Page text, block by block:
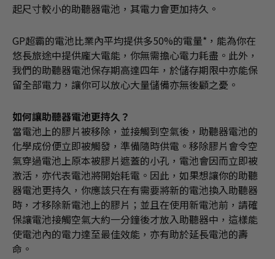
起尺寸較小的助聽器電池，其電力會更加持久。
GP超霸的電池比業內平均提供多50%的電量*，能為你在
悠長旅途中提供龐大電能，你無需擔心電力耗盡。此外，
我們的助聽器電池保存期高達四年，於儲存期限中亦能保
留全部電力，讓你可以放心大量儲備亦無後顧之憂。
如何讓助聽器電池更持久？
當電池上的膠片被移除，並接觸到空氣後，助聽器電池的
化學成份便立即被觸發，準備隨時供電。移除膠片會令空
氣穿過電池上原本被膠片遮蓋的小孔，電池會因而立即被
激活，亦代表電池將開始耗電。因此，如果想讓你的助聽
器電池更持久，你應該只在有需要將新的電池換入助聽器
時，才移除新電池上的膠片；並且在使用新電池前，請確
保讓電池接觸空氣大約一分鐘後才放入助聽器中，這樣能
使電池內的電力達至最佳效能，亦有助於延長電池的壽
命。